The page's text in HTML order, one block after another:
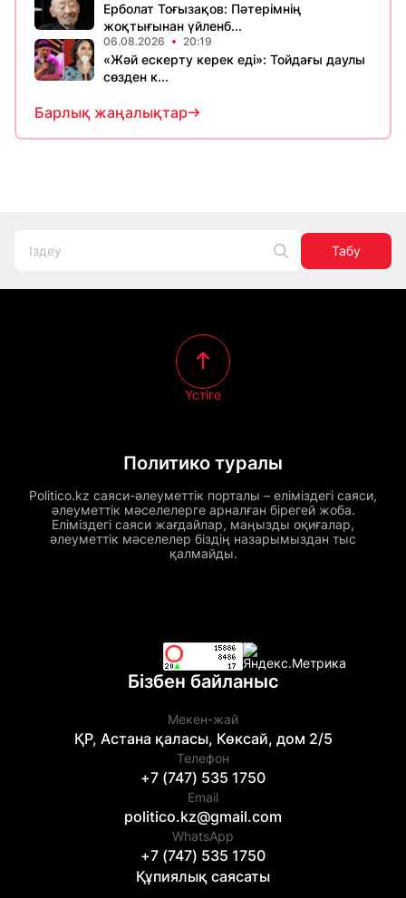
Ерболат Тоғызақов: Пәтерімнің
жоқтығынан үйленб...
06.08.2026 20:19
«Жәй ескерту керек еді»: Тойдағы даулы
сөзден к...
Барлық жаңалықтар
Табу
Политико туралы
Politico.kz саяси-әлеуметтік порталы – еліміздегі саяси,
әлеуметтік мәселелерге арналған бірегей жоба.
Еліміздегі саяси жағдайлар, маңызды оқиғалар,
әлеуметтік мәселелер біздің назарымыздан тыс
қалмайды.
Үстіге
Бізбен байланыс
Мекен-жай
ҚР, Астана қаласы, Көксай, дом 2/5
Телефон
+7 (747) 535 1750
Email
politico.kz@gmail.com
WhatsApp
+7 (747) 535 1750
Құпиялық саясаты